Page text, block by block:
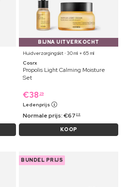
BIJNA UITVERKOCHT
Huidverzorgingskit ⋅ 30 ml + 65 ml
Cosrx
Propolis Light Calming Moisture
Set
€38 29
Ledenprijs
Normale prijs:€67 29
KOOP
BUNDEL PRIJS